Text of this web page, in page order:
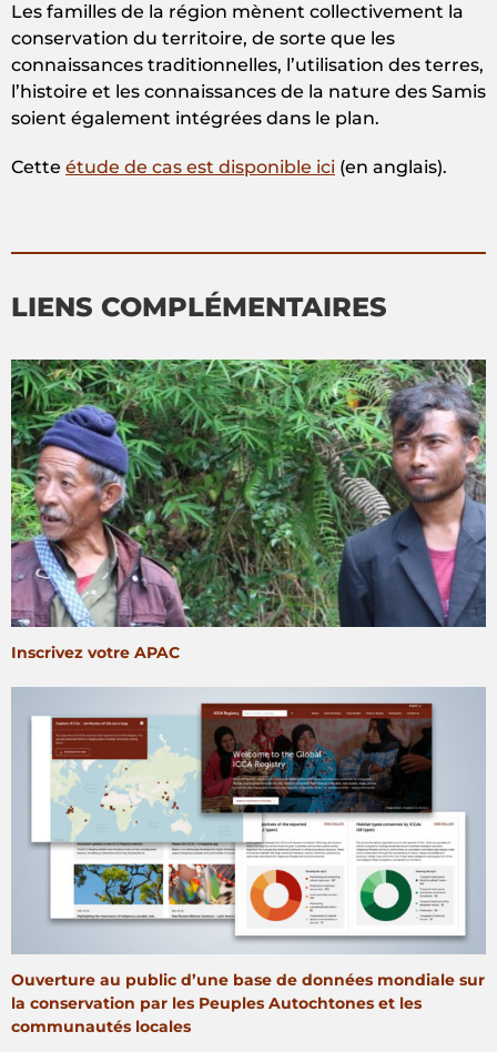
Les familles de la région mènent collectivement la
conservation du territoire, de sorte que les
connaissances traditionnelles, l’utilisation des terres,
l’histoire et les connaissances de la nature des Samis
soient également intégrées dans le plan.
Cette étude de cas est disponible ici (en anglais).
LIENS COMPLÉMENTAIRES
Inscrivez votre APAC
Ouverture au public d’une base de données mondiale sur
la conservation par les Peuples Autochtones et les
communautés locales